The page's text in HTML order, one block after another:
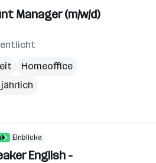
Manager (m/w/d)
Homeoffice
jährlich
Einblicke
English -